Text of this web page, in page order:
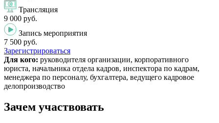
Трансляция
9 000 руб.
Запись мероприятия
7 500 руб.
Зарегистрироваться
Для кого: руководителя организации, корпоративного
юриста, начальника отдела кадров, инспектора по кадрам,
менеджера по персоналу, бухгалтера, ведущего кадровое
делопроизводство
Зачем участвовать